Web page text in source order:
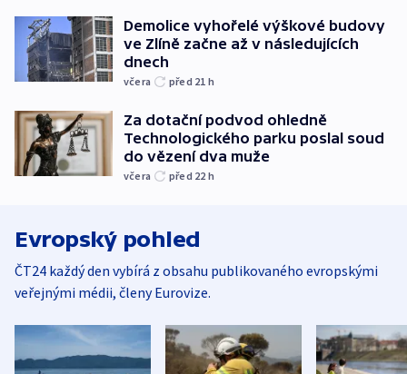
Demolice vyhořelé výškové budovy
ve Zlíně začne až v následujících
dnech
včera před 21 h
Za dotační podvod ohledně
Technologického parku poslal soud
do vězení dva muže
včera před 22 h
Evropský pohled
ČT24 každý den vybírá z obsahu publikovaného evropskými
veřejnými médii, členy Eurovize.